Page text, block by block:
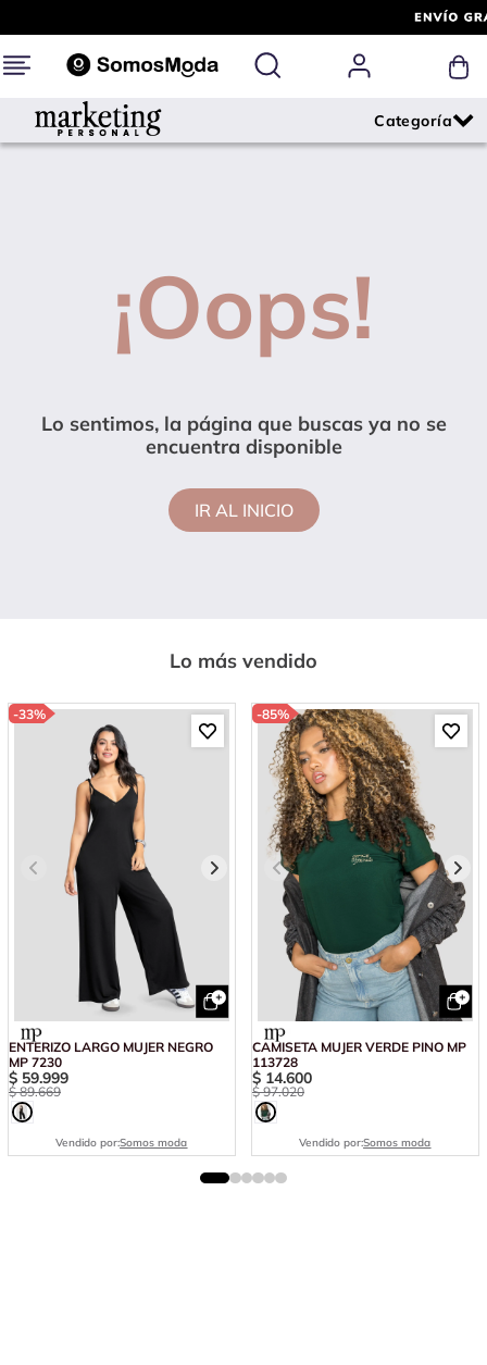
¡Oops!
Lo sentimos, la página que buscas ya no se
encuentra disponible
IR AL INICIO
Lo más vendido
-33%
ENTERIZO LARGO MUJER NEGRO
MP 7230
$ 59.999
$ 89.669
Vendido por:Somos moda
-85%
CAMISETA MUJER VERDE PINO MP
113728
$ 14.600
$ 97.020
Vendido por:Somos moda